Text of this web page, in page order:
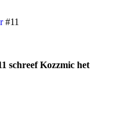
#11
schreef Kozzmic het